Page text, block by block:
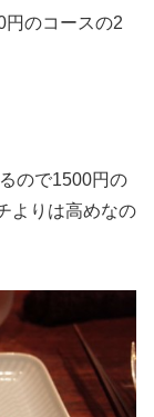
円のコースの2
ので1500円の
よりは高めなの